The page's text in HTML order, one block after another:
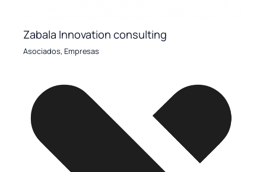
Zabala Innovation consulting
Asociados,Empresas